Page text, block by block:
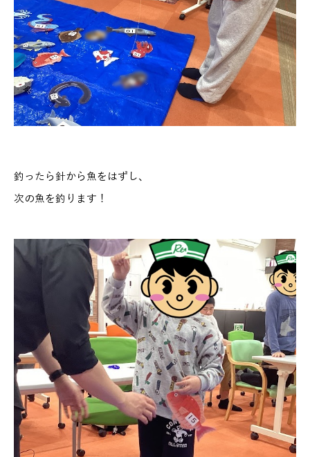
釣ったら針から魚をはずし、
次の魚を釣ります！